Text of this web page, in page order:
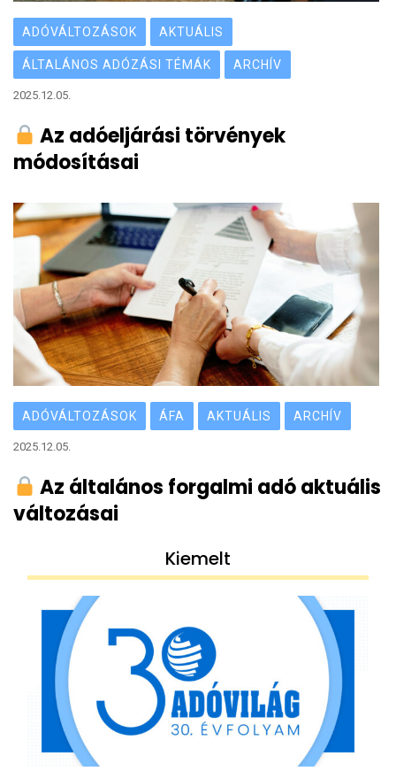
ADÓVÁLTOZÁSOK AKTUÁLIS
ÁLTALÁNOS ADÓZÁSI TÉMÁK ARCHÍV
2025.12.05.
Az adóeljárási törvények
módosításai
ADÓVÁLTOZÁSOK ÁFA AKTUÁLIS ARCHÍV
2025.12.05.
Az általános forgalmi adó aktuális
változásai
Kiemelt